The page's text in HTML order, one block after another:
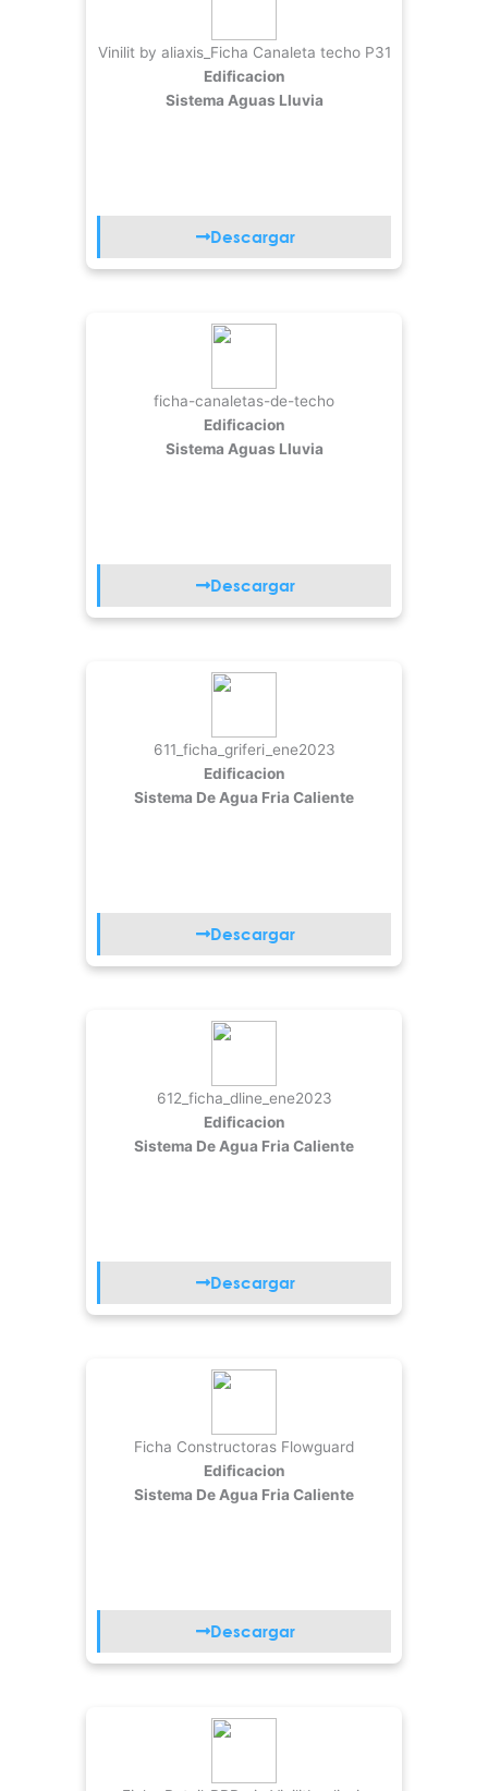
Vinilit by aliaxis_Ficha Canaleta techo P31
Edificacion
Sistema Aguas Lluvia
Descargar
ficha-canaletas-de-techo
Edificacion
Sistema Aguas Lluvia
Descargar
611_ficha_griferi_ene2023
Edificacion
Sistema De Agua Fria Caliente
Descargar
612_ficha_dline_ene2023
Edificacion
Sistema De Agua Fria Caliente
Descargar
Ficha Constructoras Flowguard
Edificacion
Sistema De Agua Fria Caliente
Descargar